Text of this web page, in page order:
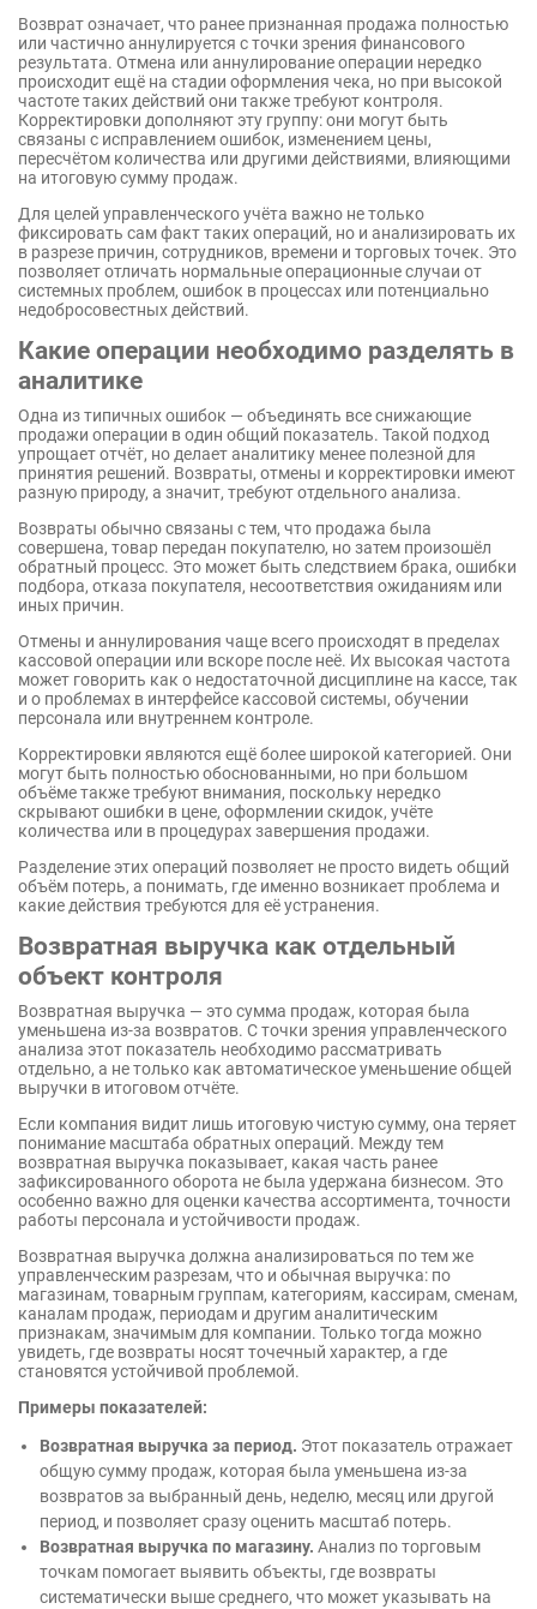
Возврат означает, что ранее признанная продажа полностью
или частично аннулируется с точки зрения финансового
результата. Отмена или аннулирование операции нередко
происходит ещё на стадии оформления чека, но при высокой
частоте таких действий они также требуют контроля.
Корректировки дополняют эту группу: они могут быть
связаны с исправлением ошибок, изменением цены,
пересчётом количества или другими действиями, влияющими
на итоговую сумму продаж.
Для целей управленческого учёта важно не только
фиксировать сам факт таких операций, но и анализировать их
в разрезе причин, сотрудников, времени и торговых точек. Это
позволяет отличать нормальные операционные случаи от
системных проблем, ошибок в процессах или потенциально
недобросовестных действий.
Какие операции необходимо разделять в
аналитике
Одна из типичных ошибок — объединять все снижающие
продажи операции в один общий показатель. Такой подход
упрощает отчёт, но делает аналитику менее полезной для
принятия решений. Возвраты, отмены и корректировки имеют
разную природу, а значит, требуют отдельного анализа.
Возвраты обычно связаны с тем, что продажа была
совершена, товар передан покупателю, но затем произошёл
обратный процесс. Это может быть следствием брака, ошибки
подбора, отказа покупателя, несоответствия ожиданиям или
иных причин.
Отмены и аннулирования чаще всего происходят в пределах
кассовой операции или вскоре после неё. Их высокая частота
может говорить как о недостаточной дисциплине на кассе, так
и о проблемах в интерфейсе кассовой системы, обучении
персонала или внутреннем контроле.
Корректировки являются ещё более широкой категорией. Они
могут быть полностью обоснованными, но при большом
объёме также требуют внимания, поскольку нередко
скрывают ошибки в цене, оформлении скидок, учёте
количества или в процедурах завершения продажи.
Разделение этих операций позволяет не просто видеть общий
объём потерь, а понимать, где именно возникает проблема и
какие действия требуются для её устранения.
Возвратная выручка как отдельный
объект контроля
Возвратная выручка — это сумма продаж, которая была
уменьшена из-за возвратов. С точки зрения управленческого
анализа этот показатель необходимо рассматривать
отдельно, а не только как автоматическое уменьшение общей
выручки в итоговом отчёте.
Если компания видит лишь итоговую чистую сумму, она теряет
понимание масштаба обратных операций. Между тем
возвратная выручка показывает, какая часть ранее
зафиксированного оборота не была удержана бизнесом. Это
особенно важно для оценки качества ассортимента, точности
работы персонала и устойчивости продаж.
Возвратная выручка должна анализироваться по тем же
управленческим разрезам, что и обычная выручка: по
магазинам, товарным группам, категориям, кассирам, сменам,
каналам продаж, периодам и другим аналитическим
признакам, значимым для компании. Только тогда можно
увидеть, где возвраты носят точечный характер, а где
становятся устойчивой проблемой.
Примеры показателей:
Возвратная выручка за период. Этот показатель отражает
общую сумму продаж, которая была уменьшена из-за
возвратов за выбранный день, неделю, месяц или другой
период, и позволяет сразу оценить масштаб потерь.
Возвратная выручка по магазину. Анализ по торговым
точкам помогает выявить объекты, где возвраты
систематически выше среднего, что может указывать на